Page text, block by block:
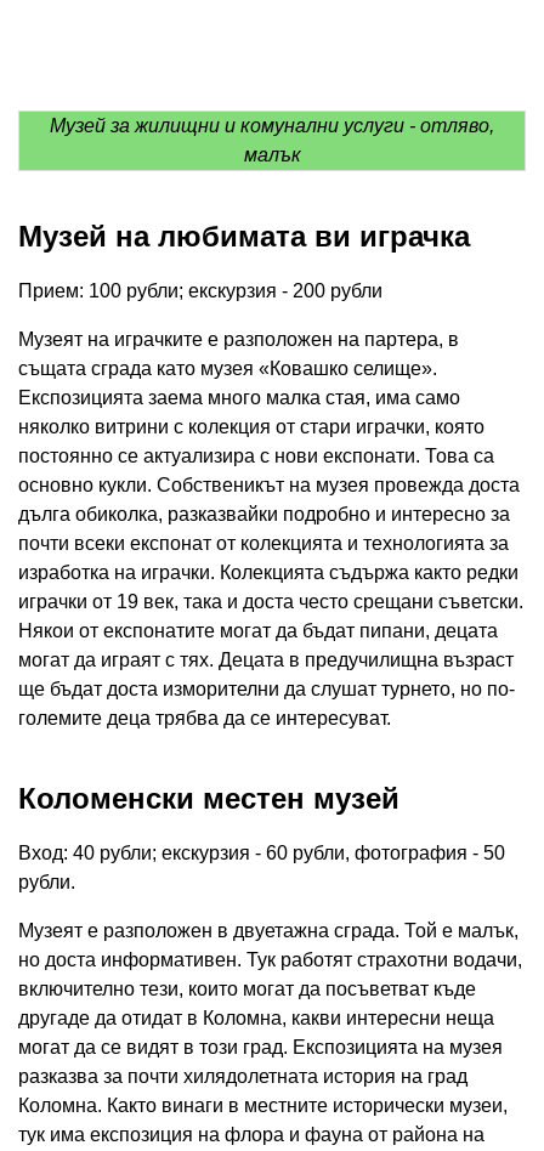
Музей за жилищни и комунални услуги - отляво,
малък
Музей на любимата ви играчка
Прием: 100 рубли; екскурзия - 200 рубли
Музеят на играчките е разположен на партера, в
същата сграда като музея «Ковашко селище».
Експозицията заема много малка стая, има само
няколко витрини с колекция от стари играчки, която
постоянно се актуализира с нови експонати. Това са
основно кукли. Собственикът на музея провежда доста
дълга обиколка, разказвайки подробно и интересно за
почти всеки експонат от колекцията и технологията за
изработка на играчки. Колекцията съдържа както редки
играчки от 19 век, така и доста често срещани съветски.
Някои от експонатите могат да бъдат пипани, децата
могат да играят с тях. Децата в предучилищна възраст
ще бъдат доста изморителни да слушат турнето, но по-
големите деца трябва да се интересуват.
Коломенски местен музей
Вход: 40 рубли; екскурзия - 60 рубли, фотография - 50
рубли.
Музеят е разположен в двуетажна сграда. Той е малък,
но доста информативен. Тук работят страхотни водачи,
включително тези, които могат да посъветват къде
другаде да отидат в Коломна, какви интересни неща
могат да се видят в този град. Експозицията на музея
разказва за почти хилядолетната история на град
Коломна. Както винаги в местните исторически музеи,
тук има експозиция на флора и фауна от района на